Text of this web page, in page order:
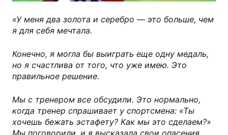
«У меня два золота и серебро — это больше, чем
я для себя мечтала.
Конечно, я могла бы выиграть еще одну медаль,
но я счастлива от того, что уже имею. Это
правильное решение.
Мы с тренером все обсудили. Это нормально,
когда тренер спрашивает у спортсмена: «Ты
хочешь бежать эстафету? Как мы это сделаем?»
Мы поговорили, и я высказала свои опасения,